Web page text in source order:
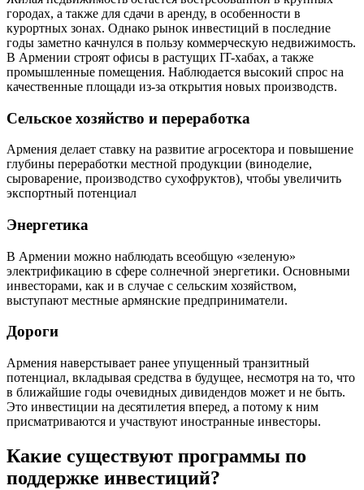
городах, а также для сдачи в аренду, в особенности в
курортных зонах. Однако рынок инвестиций в последние
годы заметно качнулся в пользу коммерческую недвижимость.
В Армении строят офисы в растущих IT-хабах, а также
промышленные помещения. Наблюдается высокий спрос на
качественные площади из-за открытия новых производств.
Сельское хозяйство и переработка
Армения делает ставку на развитие агросектора и повышение
глубины переработки местной продукции (виноделие,
сыроварение, производство сухофруктов), чтобы увеличить
экспортный потенциал
Энергетика
В Армении можно наблюдать всеобщую «зеленую»
электрификацию в сфере солнечной энергетики. Основными
инвесторами, как и в случае с сельским хозяйством,
выступают местные армянские предприниматели.
Дороги
Армения наверстывает ранее упущенный транзитный
потенциал, вкладывая средства в будущее, несмотря на то, что
в ближайшие годы очевидных дивидендов может и не быть.
Это инвестиции на десятилетия вперед, а потому к ним
присматриваются и участвуют иностранные инвесторы.
Какие существуют программы по
поддержке инвестиций?